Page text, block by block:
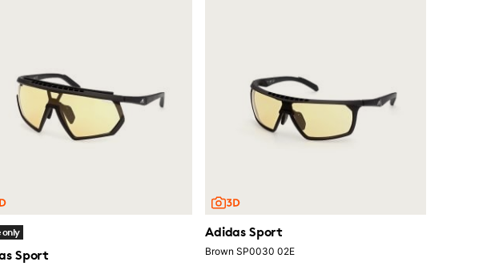
only
Sport
Adidas Sport
Brown SP0030 02E